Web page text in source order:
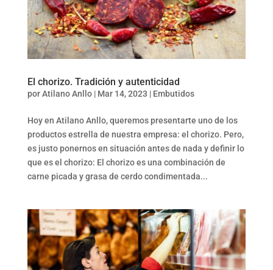
El chorizo. Tradición y autenticidad
porAtilano Anllo| Mar 14, 2023 | Embutidos
Hoy en Atilano Anllo, queremos presentarte uno de los
productos estrella de nuestra empresa: el chorizo. Pero,
es justo ponernos en situación antes de nada y definir lo
que es el chorizo: El chorizo es una combinación de
carne picada y grasa de cerdo condimentada...